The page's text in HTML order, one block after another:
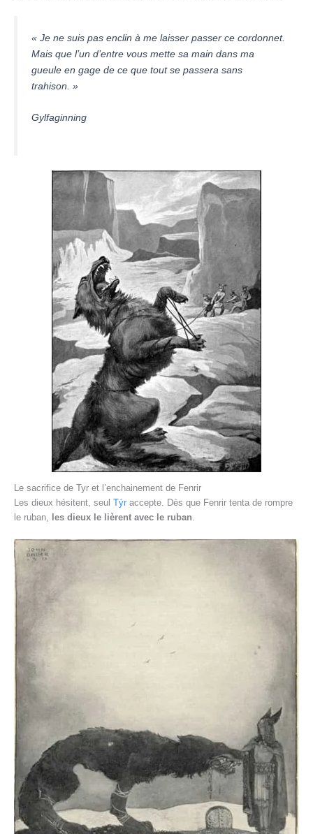
« Je ne suis pas enclin à me laisser passer ce cordonnet.
Mais que l’un d’entre vous mette sa main dans ma
gueule en gage de ce que tout se passera sans
trahison. »
Gylfaginning
Le sacrifice de Tyr et l’enchainement de Fenrir
Les dieux hésitent, seul Týr accepte. Dès que Fenrir tenta de rompre
le ruban, les dieux le lièrent avec le ruban.